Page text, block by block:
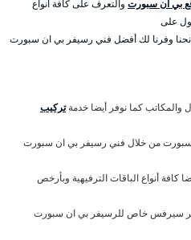
بي ان سبورت والتعرف على كافة أنواع
على
وفرنا لك أفضل فني رسيفر بي ان سبورت
كما نوفر أيضا خدمةتركيب
سبورت من خلال فني رسيفر بي ان سبورت
كافة أنواع الباقات الترفيهية وبأرخص
سيرفس خاص للرسيفر بي ان سبورت